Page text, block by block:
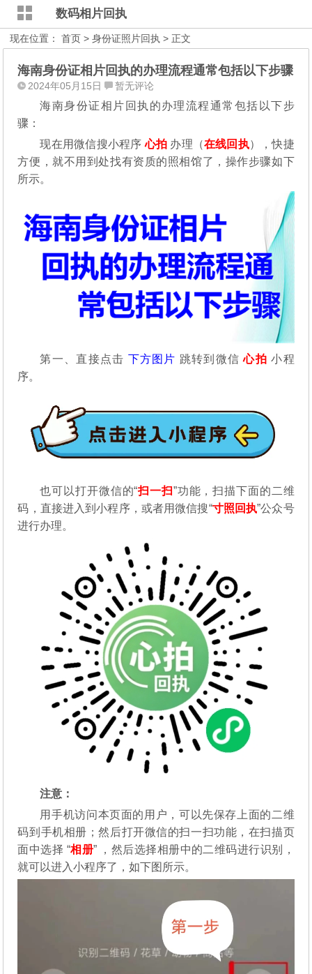
数码相片回执
现在位置：首页 >身份证照片回执 > 正文
海南身份证相片回执的办理流程通常包括以下步骤
2024年05月15日 暂无评论
海南身份证相片回执的办理流程通常包括以下步
骤：
现在用微信搜小程序心拍 办理（在线回执），快捷
方便，就不用到处找有资质的照相馆了，操作步骤如下
所示。
第一、直接点击 下方图片 跳转到微信心拍小程
序。
也可以打开微信的“扫一扫”功能，扫描下面的二维
码，直接进入到小程序，或者用微信搜“寸照回执”公众号
进行办理。
注意：
用手机访问本页面的用户，可以先保存上面的二维
码到手机相册；然后打开微信的扫一扫功能，在扫描页
面中选择 “相册” ，然后选择相册中的二维码进行识别，
就可以进入小程序了，如下图所示。